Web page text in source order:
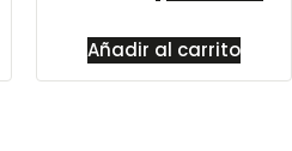
Añadir al carrito